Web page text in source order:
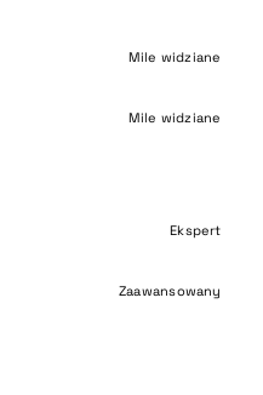
Mile widziane
Mile widziane
Ekspert
Zaawansowany